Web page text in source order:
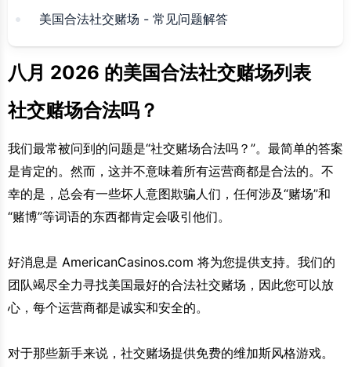
美国合法社交赌场 - 常见问题解答
八月 2026 的美国合法社交赌场列表
社交赌场合法吗？
我们最常被问到的问题是“社交赌场合法吗？”。最简单的答案
是肯定的。然而，这并不意味着所有运营商都是合法的。不
幸的是，总会有一些坏人意图欺骗人们，任何涉及“赌场”和
“赌博”等词语的东西都肯定会吸引他们。
好消息是 AmericanCasinos.com 将为您提供支持。我们的
团队竭尽全力寻找美国最好的合法社交赌场，因此您可以放
心，每个运营商都是诚实和安全的。
对于那些新手来说，社交赌场提供免费的维加斯风格游戏。